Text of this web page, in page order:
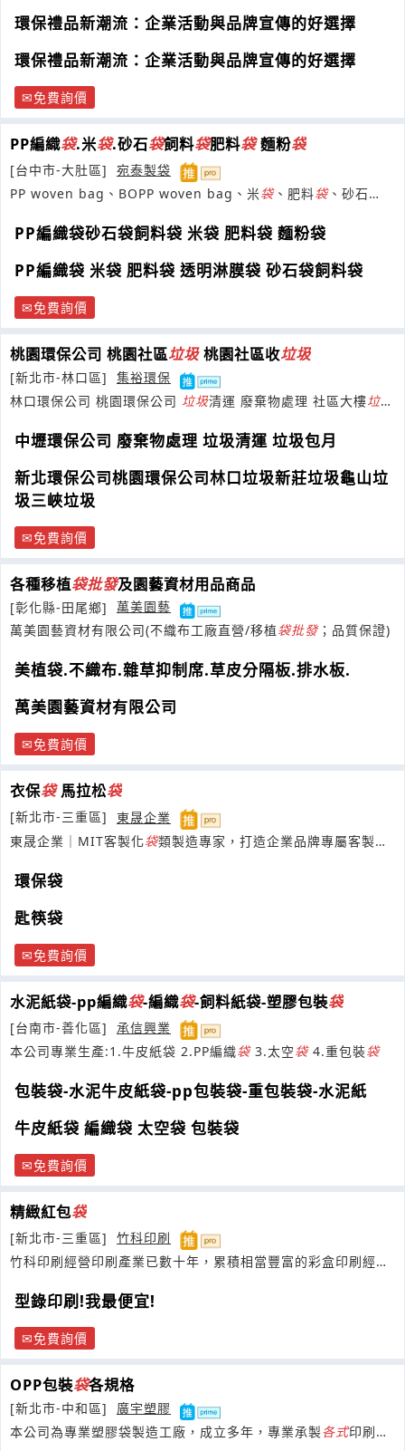
環保禮品新潮流：企業活動與品牌宣傳的好選擇
環保禮品新潮流：企業活動與品牌宣傳的好選擇
免費詢價
PP編織袋.米袋.砂石袋飼料袋肥料袋麵粉袋
[台中市-大肚區]
宛泰製袋
PP woven bag、BOPP woven bag、米袋、肥料袋、砂石
PP編織袋砂石袋飼料袋 米袋 肥料袋 麵粉袋
PP編織袋 米袋 肥料袋 透明淋膜袋 砂石袋飼料袋
免費詢價
桃園環保公司 桃園社區垃圾桃園社區收垃圾
[新北市-林口區]
集裕環保
林口環保公司 桃園環保公司 垃圾清運 廢棄物處理 社區大樓垃圾
中壢環保公司 廢棄物處理 垃圾清運 垃圾包月
新北環保公司桃園環保公司林口垃圾新莊垃圾龜山垃
圾三峽垃圾
免費詢價
各種移植袋批發及園藝資材用品商品
[彰化縣-田尾鄉]
萬美園藝
萬美園藝資材有限公司(不織布工廠直營/移植袋批發；品質保證)
美植袋.不織布.雜草抑制席.草皮分隔板.排水板.
萬美園藝資材有限公司
免費詢價
衣保袋馬拉松袋
[新北市-三重區]
東晟企業
東晟企業｜MIT客製化袋類製造專家，打造企業品牌專屬客製方
環保袋
匙筷袋
免費詢價
水泥紙袋-pp編織袋-編織袋-飼料紙袋-塑膠包裝袋
[台南市-善化區]
承信興業
本公司專業生產:1.牛皮紙袋 2.PP編織袋3.太空袋4.重包裝袋
包裝袋-水泥牛皮紙袋-pp包裝袋-重包裝袋-水泥紙
牛皮紙袋 編織袋 太空袋 包裝袋
免費詢價
精緻紅包袋
[新北市-三重區]
竹科印刷
竹科印刷經營印刷產業已數十年，累積相當豐富的彩盒印刷經驗
型錄印刷!我最便宜!
免費詢價
OPP包裝袋各規格
[新北市-中和區]
廣宇塑膠
本公司為專業塑膠袋製造工廠，成立多年，專業承製各式印刷塑